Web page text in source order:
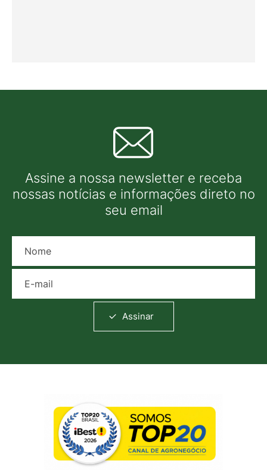
Assine a nossa newsletter e receba
nossas notícias e informações direto no
seu email
Assinar